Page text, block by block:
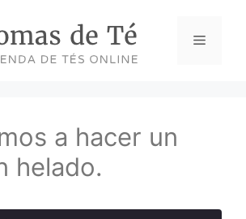
Menu
a hacer un
helado.